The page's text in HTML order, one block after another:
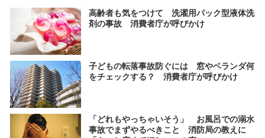
高齢者も気をつけて 洗濯用パック型液体洗
剤の事故 消費者庁が呼びかけ
子どもの転落事故防ぐには 窓やベランダ何
をチェックする？ 消費者庁が呼びかけ
「どれもやっちゃいそう」 お風呂での溺水
事故でまずやるべきこと 消防局の教えに